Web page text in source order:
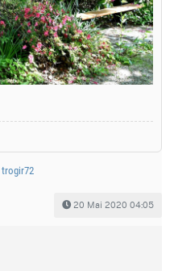
trogir72
20 Mai 2020 04:05